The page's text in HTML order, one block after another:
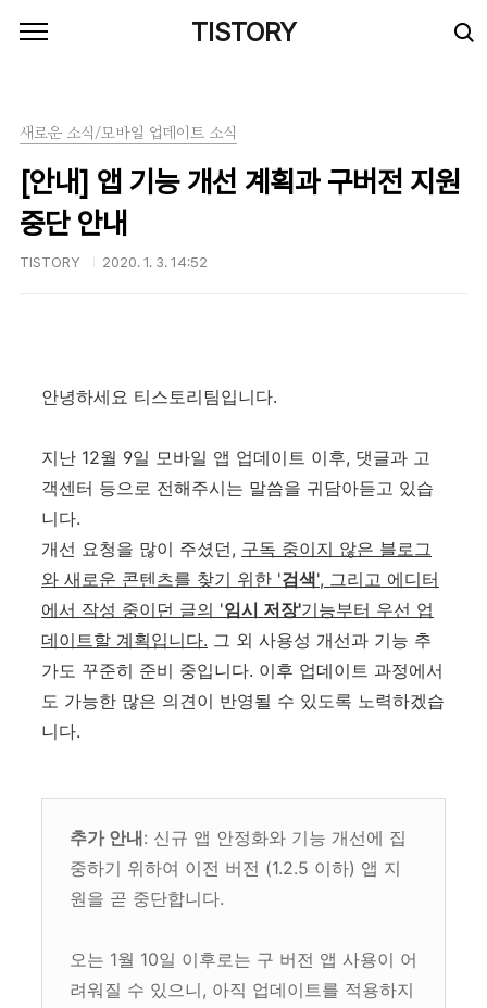
TISTORY
새로운 소식/모바일 업데이트 소식
[안내] 앱 기능 개선 계획과 구버전 지원
중단 안내
TISTORY 2020. 1. 3. 14:52
안녕하세요 티스토리팀입니다.
지난 12월 9일 모바일 앱 업데이트 이후, 댓글과 고
객센터 등으로 전해주시는 말씀을 귀담아듣고 있습
니다.
개선 요청을 많이 주셨던, 구독 중이지 않은 블로그
와 새로운 콘텐츠를 찾기 위한 '검색', 그리고 에디터
에서 작성 중이던 글의 '임시 저장'기능부터 우선 업
데이트할 계획입니다. 그 외 사용성 개선과 기능 추
가도 꾸준히 준비 중입니다. 이후 업데이트 과정에서
도 가능한 많은 의견이 반영될 수 있도록 노력하겠습
니다.
추가 안내: 신규 앱 안정화와 기능 개선에 집
중하기 위하여 이전 버전 (1.2.5 이하) 앱 지
원을 곧 중단합니다.
오는 1월 10일 이후로는 구 버전 앱 사용이 어
려워질 수 있으니, 아직 업데이트를 적용하지